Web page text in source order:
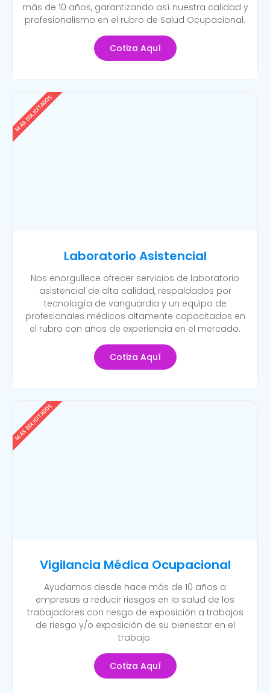
más de 10 años, garantizando así nuestra calidad y
profesionalismo en el rubro de Salud Ocupacional.
Cotiza Aquí
Laboratorio Asistencial
Nos enorgullece ofrecer servicios de laboratorio
asistencial de alta calidad, respaldados por
tecnología de vanguardia y un equipo de
profesionales médicos altamente capacitados en
el rubro con años de experiencia en el mercado.
Cotiza Aquí
MÁS SOLICITADOS
Vigilancia Médica Ocupacional
Ayudamos desde hace más de 10 años a
empresas a reducir riesgos en la salud de los
trabajadores con riesgo de exposición a trabajos
de riesgo y/o exposición de su bienestar en el
trabajo.
Cotiza Aquí
MÁS SOLICITADOS